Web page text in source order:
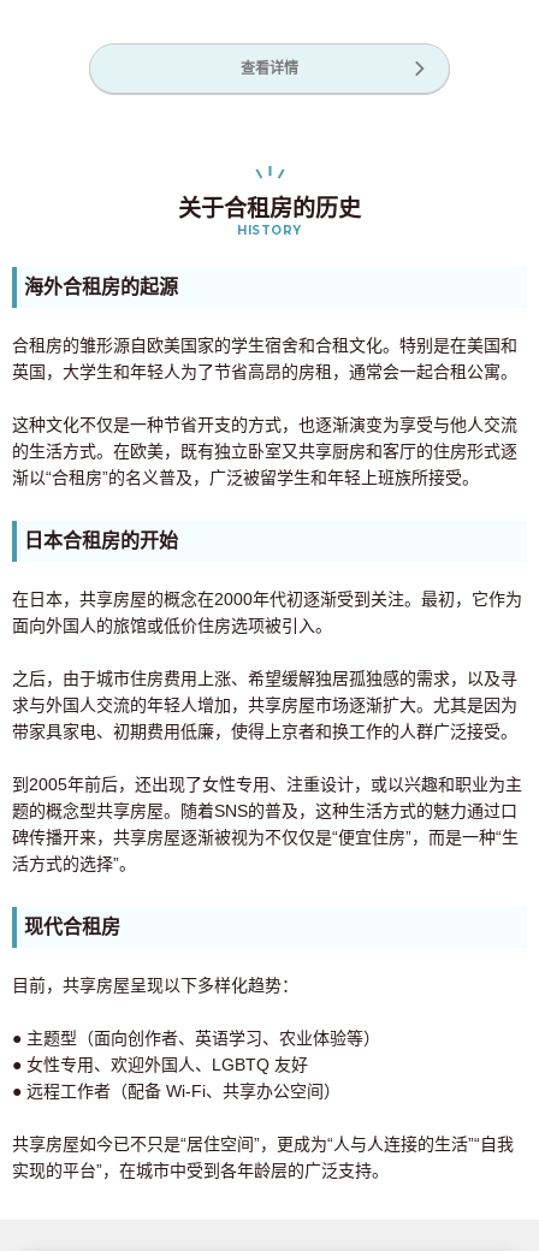
查看详情
关于合租房的历史
HISTORY
海外合租房的起源
合租房的雏形源自欧美国家的学生宿舍和合租文化。特别是在美国和
英国，大学生和年轻人为了节省高昂的房租，通常会一起合租公寓。
这种文化不仅是一种节省开支的方式，也逐渐演变为享受与他人交流
的生活方式。在欧美，既有独立卧室又共享厨房和客厅的住房形式逐
渐以“合租房”的名义普及，广泛被留学生和年轻上班族所接受。
日本合租房的开始
在日本，共享房屋的概念在2000年代初逐渐受到关注。最初，它作为
面向外国人的旅馆或低价住房选项被引入。
之后，由于城市住房费用上涨、希望缓解独居孤独感的需求，以及寻
求与外国人交流的年轻人增加，共享房屋市场逐渐扩大。尤其是因为
带家具家电、初期费用低廉，使得上京者和换工作的人群广泛接受。
到2005年前后，还出现了女性专用、注重设计，或以兴趣和职业为主
题的概念型共享房屋。随着SNS的普及，这种生活方式的魅力通过口
碑传播开来，共享房屋逐渐被视为不仅仅是“便宜住房”，而是一种“生
活方式的选择”。
现代合租房
目前，共享房屋呈现以下多样化趋势：
● 主题型（面向创作者、英语学习、农业体验等）
● 女性专用、欢迎外国人、LGBTQ 友好
● 远程工作者（配备 Wi-Fi、共享办公空间）
共享房屋如今已不只是“居住空间”，更成为“人与人连接的生活”“自我
实现的平台”，在城市中受到各年龄层的广泛支持。